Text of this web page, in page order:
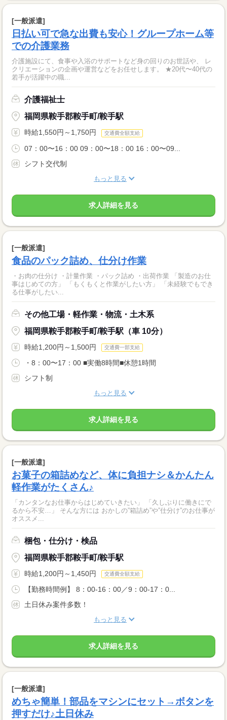
[一般派遣]
日払い可で急な出費も安心！グループホーム等
での介護業務
介護施設にて、食事や入浴のサポートなど身の回りのお世話や、 レ
クリエーションの企画や運営などをお任せします。 ★20代〜40代の
若手が活躍中の職...
介護福祉士
福岡県鞍手郡鞍手町/鞍手駅
時給1,550円～1,750円 交通費全額支給
07：00〜16：00 09：00〜18：00 16：00〜09...
シフト交代制
もっと見る
求人詳細を見る
[一般派遣]
食品のパック詰め、仕分け作業
・お肉の仕分け ・計量作業 ・パック詰め ・出荷作業 「製造のお仕
事はじめての方」 「もくもくと作業がしたい方」 「未経験でもでき
る仕事がしたい...
その他工場・軽作業・物流・土木系
福岡県鞍手郡鞍手町/鞍手駅（車 10分）
時給1,200円～1,500円 交通費一部支給
・8：00〜17：00 ■実働8時間■休憩1時間
シフト制
もっと見る
求人詳細を見る
[一般派遣]
お菓子の箱詰めなど、体に負担ナシ＆かんたん
軽作業がたくさん♪
「カンタンなお仕事からはじめていきたい」 「久しぶりに働きにで
るから不安…」 そんな方には おかしの”箱詰め”や”仕分け”のお仕事が
オススメ...
梱包・仕分け・検品
福岡県鞍手郡鞍手町/鞍手駅
時給1,200円～1,450円 交通費全額支給
【勤務時間例】 8：00-16：00／9：00-17：0...
土日休み案件多数！
もっと見る
求人詳細を見る
[一般派遣]
めちゃ簡単！部品をマシンにセット→ボタンを
押すだけ♪土日休み